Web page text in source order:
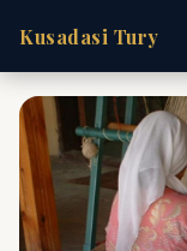
Kusadasi Tury